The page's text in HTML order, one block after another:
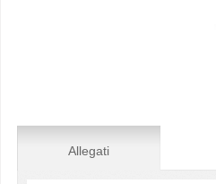
Allegati